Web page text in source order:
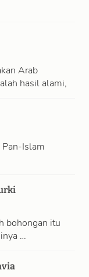
Arab
hasil alami,
Pan-Islam
bohongan itu
…